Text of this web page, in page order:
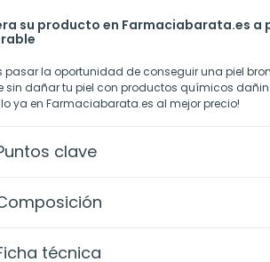
su producto en Farmaciabarata.es a
pasar la oportunidad de conseguir una piel
sin dañar tu piel con productos químicos
ya en Farmaciabarata.es al mejor precio!
clave
técnica